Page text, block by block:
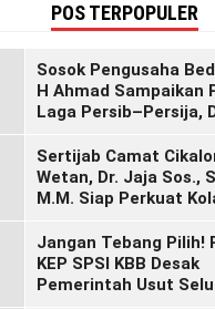
POS TERPOPULER
Sosok Pengusaha
H Ahmad Sampaikan
Laga Persib–Persija,
Berada
Sertijab Camat
Wetan, Dr. Jaja Sos.,
M.M. Siap Perkuat
Lebih Maju dan
Jangan Tebang Pilih!
KEP SPSI KBB Desak
Pemerintah Usut